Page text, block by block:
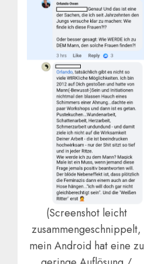
(Screenshot leicht
zusammengeschnippelt,
mein Android hat eine zu